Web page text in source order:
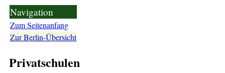
Navigation
Zum Seitenanfang
Zur Berlin-Übersicht
Privatschulen